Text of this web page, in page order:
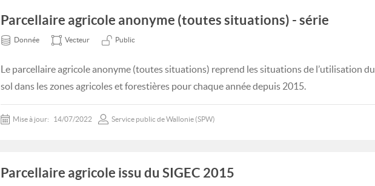
Parcellaire agricole anonyme (toutes situations) - série
Donnée Vecteur Public
Le parcellaire agricole anonyme (toutes situations) reprend les situations de l’utilisation du
sol dans les zones agricoles et forestières pour chaque année depuis 2015.
Mise à jour: 14/07/2022 Service public de Wallonie (SPW)
Parcellaire agricole issu du SIGEC 2015